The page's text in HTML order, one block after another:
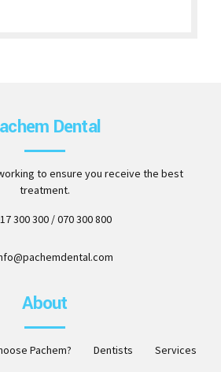
Dental
to ensure you receive the best
treatment.
300 300 / 070 300 800
About
Pachem? Dentists
Services